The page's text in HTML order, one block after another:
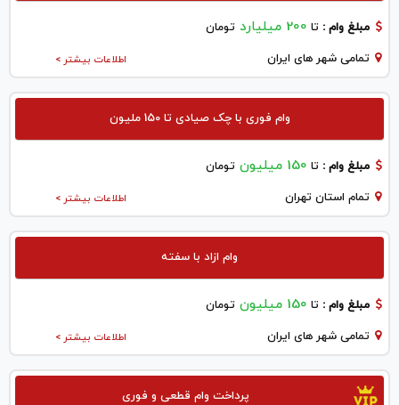
مبلغ وام : تا 200 میلیارد تومان
اطلاعات بیشتر > تمامی شهر های ایران
وام فوری با چک صیادی تا 150 ملیون
مبلغ وام : تا 150 میلیون تومان
اطلاعات بیشتر > تمام استان تهران
وام ازاد با سفته
مبلغ وام : تا 150 میلیون تومان
اطلاعات بیشتر > تمامی شهر های ایران
پرداخت وام قطعی و فوری